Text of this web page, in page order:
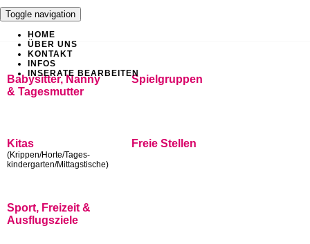
Toggle navigation
HOME
ÜBER UNS
KONTAKT
INFOS
INSERATE BEARBEITEN
Babysitter, Nanny
& Tagesmutter
Spielgruppen
Kitas
(Krippen/Horte/Tages-
kindergarten/Mittagstische)
Freie Stellen
Sport, Freizeit &
Ausflugsziele